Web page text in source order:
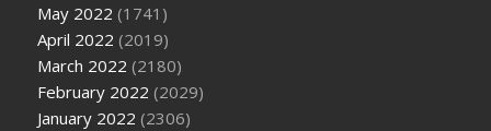
May 2022 (1741)
April 2022 (2019)
March 2022 (2180)
February 2022 (2029)
January 2022 (2306)